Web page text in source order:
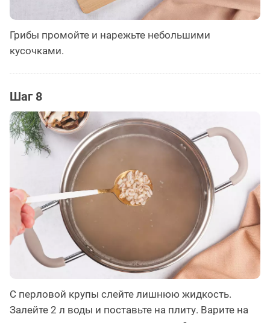
Грибы промойте и нарежьте небольшими
кусочками.
Шаг 8
С перловой крупы слейте лишнюю жидкость.
Залейте 2 л воды и поставьте на плиту. Варите на